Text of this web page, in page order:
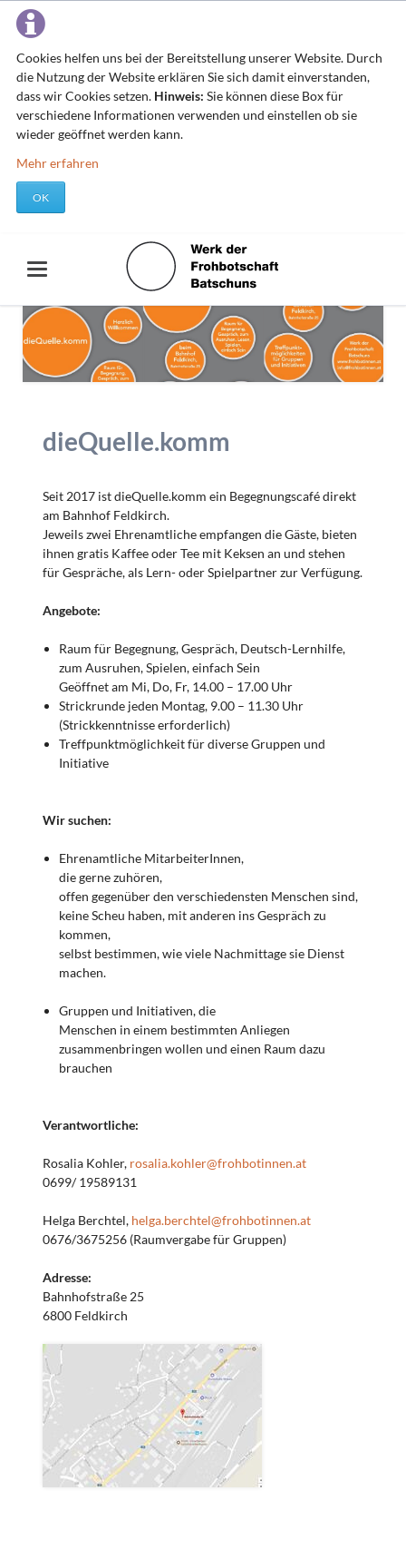
Cookies helfen uns bei der Bereitstellung unserer Website. Durch
die Nutzung der Website erklären Sie sich damit einverstanden,
dass wir Cookies setzen. Hinweis: Sie können diese Box für
verschiedene Informationen verwenden und einstellen ob sie
wieder geöffnet werden kann.
Mehr erfahren
OK
dieQuelle.komm
Seit 2017 ist dieQuelle.komm ein Begegnungscafé direkt
am Bahnhof Feldkirch.
Jeweils zwei Ehrenamtliche empfangen die Gäste, bieten
ihnen gratis Kaffee oder Tee mit Keksen an und stehen
für Gespräche, als Lern- oder Spielpartner zur Verfügung.
Angebote:
Raum für Begegnung, Gespräch, Deutsch-Lernhilfe,
zum Ausruhen, Spielen, einfach Sein
Geöffnet am Mi, Do, Fr, 14.00 – 17.00 Uhr
Strickrunde jeden Montag, 9.00 – 11.30 Uhr
(Strickkenntnisse erforderlich)
Treffpunktmöglichkeit für diverse Gruppen und
Initiative
Wir suchen:
Ehrenamtliche MitarbeiterInnen,
die gerne zuhören,
offen gegenüber den verschiedensten Menschen sind,
keine Scheu haben, mit anderen ins Gespräch zu
kommen,
selbst bestimmen, wie viele Nachmittage sie Dienst
machen.
Gruppen und Initiativen, die
Menschen in einem bestimmten Anliegen
zusammenbringen wollen und einen Raum dazu
brauchen
Verantwortliche:
Rosalia Kohler, rosalia.kohler@frohbotinnen.at
0699/ 19589131
Helga Berchtel, helga.berchtel@frohbotinnen.at
0676/3675256 (Raumvergabe für Gruppen)
Adresse:
Bahnhofstraße 25
6800 Feldkirch